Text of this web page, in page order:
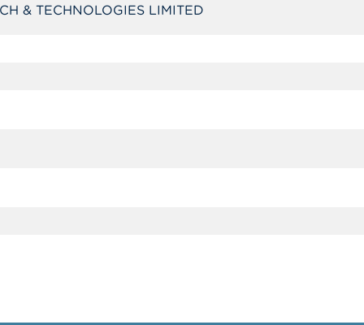
& TECHNOLOGIES LIMITED